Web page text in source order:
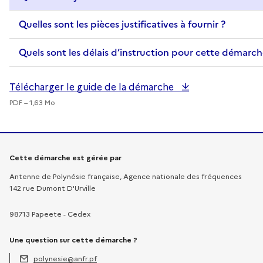
Quelles sont les pièces justificatives à fournir ?
Quels sont les délais d’instruction pour cette
Télécharger le guide de la démarche
PDF – 1,63 Mo
Informations sur la démarche
Cette démarche est gérée par
Antenne de Polynésie française, Agence nationale des fréquences
142 rue Dumont D'Urville
98713 Papeete - Cedex
Une question sur cette démarche ?
polynesie@anfr.pf